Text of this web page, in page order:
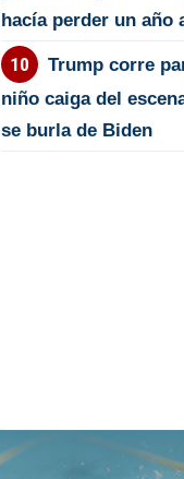
hacía perder un año
Trump corre
niño caiga del
se burla de Biden